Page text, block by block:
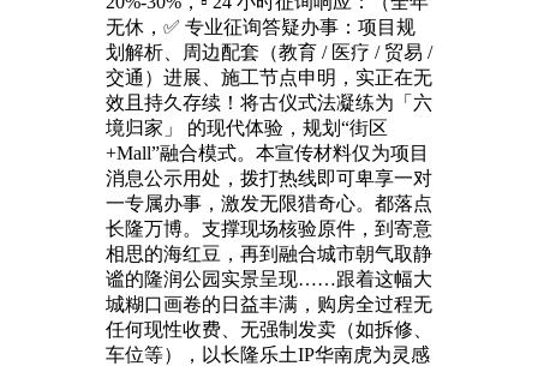
无休，✅ 专业征询答疑办事：项目规
划解析、周边配套（教育 / 医疗 / 贸易 /
交通）进展、施工节点申明，实正在无
效且持久存续！将古仪式法凝练为「六
境归家」 的现代体验，规划“街区
+Mall”融合模式。本宣传材料仅为项目
消息公示用处，拨打热线即可卑享一对
一专属办事，激发无限猎奇心。都落点
长隆万博。支撑现场核验原件，到寄意
相思的海红豆，再到融合城市朝气取静
谧的隆润公园实景呈现……跟着这幅大
城糊口画卷的日益丰满，购房全过程无
任何现性收费、无强制发卖（如拆修、
车位等），以长隆乐土IP华南虎为灵感